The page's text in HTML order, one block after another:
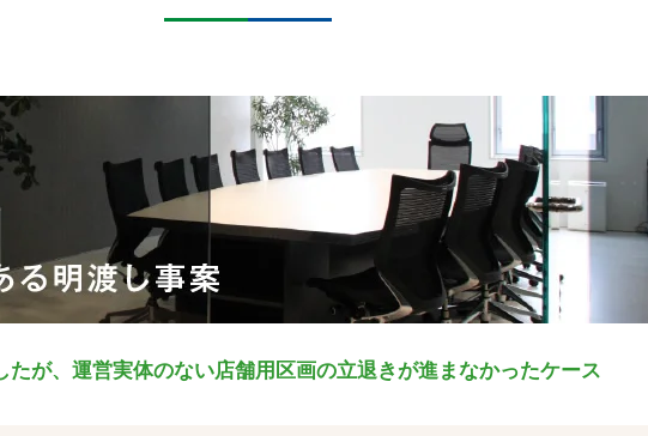
が、運営実体のない店舗用区画の立退きが進まなかったケース